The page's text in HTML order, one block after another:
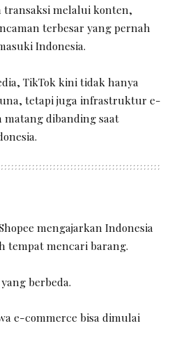
melalui konten,
terbesar yang pernah
Indonesia.
TikTok kini tidak hanya
tetapi juga infrastruktur e-
matang dibanding saat
mengajarkan Indonesia
tempat mencari barang.
berbeda.
e-commerce bisa dimulai